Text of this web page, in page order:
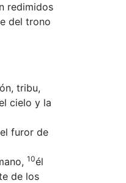
redimidos
del trono
tribu,
cielo y la
furor de
10él
de los